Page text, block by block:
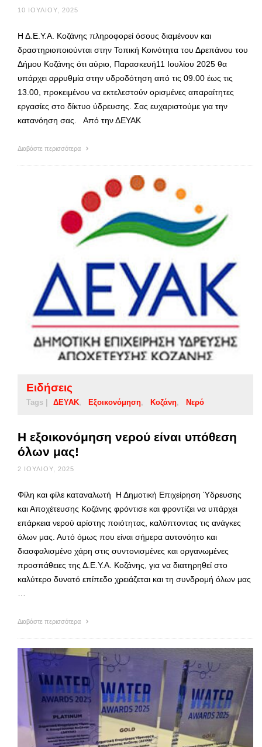
10 ΙΟΥΛΊΟΥ, 2025
Η Δ.Ε.Υ.Α. Κοζάνης πληροφορεί όσους διαμένουν και
δραστηριοποιούνται στην Τοπική Κοινότητα του Δρεπάνου του
Δήμου Κοζάνης ότι αύριο, Παρασκευή11 Ιουλίου 2025 θα
υπάρχει αρρυθμία στην υδροδότηση από τις 09.00 έως τις
13.00, προκειμένου να εκτελεστούν ορισμένες απαραίτητες
εργασίες στο δίκτυο ύδρευσης. Σας ευχαριστούμε για την
κατανόηση σας. Από την ΔΕΥΑΚ
Διαβάστε περισσότερα
Ειδήσεις
Tags | ΔΕΥΑΚ Εξοικονόμηση Κοζάνη Νερό
Η εξοικονόμηση νερού είναι υπόθεση
όλων μας!
2 ΙΟΥΛΊΟΥ, 2025
Φίλη και φίλε καταναλωτή Η Δημοτική Επιχείρηση Ύδρευσης
και Αποχέτευσης Κοζάνης φρόντισε και φροντίζει να υπάρχει
επάρκεια νερού αρίστης ποιότητας, καλύπτοντας τις ανάγκες
όλων μας. Αυτό όμως που είναι σήμερα αυτονόητο και
διασφαλισμένο χάρη στις συντονισμένες και οργανωμένες
προσπάθειες της Δ.Ε.Υ.Α. Κοζάνης, για να διατηρηθεί στο
καλύτερο δυνατό επίπεδο χρειάζεται και τη συνδρομή όλων μας
Διαβάστε περισσότερα